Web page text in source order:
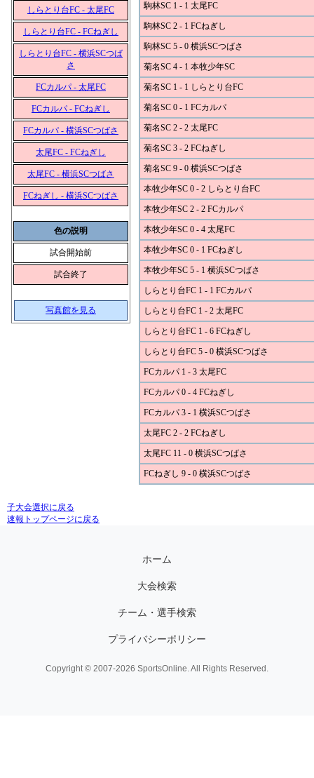
しらとり台FC - 太尾FC
しらとり台FC - FCねぎし
しらとり台FC - 横浜SCつば
さ
FCカルパ - 太尾FC
FCカルパ - FCねぎし
FCカルパ - 横浜SCつばさ
太尾FC - FCねぎし
太尾FC - 横浜SCつばさ
FCねぎし - 横浜SCつばさ
色の説明
試合開始前
試合終了
写真館を見る
駒林SC 1 - 1 太尾FC
駒林SC 2 - 1 FCねぎし
駒林SC 5 - 0 横浜SCつばさ
菊名SC 4 - 1 本牧少年SC
菊名SC 1 - 1 しらとり台FC
菊名SC 0 - 1 FCカルパ
菊名SC 2 - 2 太尾FC
菊名SC 3 - 2 FCねぎし
菊名SC 9 - 0 横浜SCつばさ
本牧少年SC 0 - 2 しらとり台FC
本牧少年SC 2 - 2 FCカルパ
本牧少年SC 0 - 4 太尾FC
本牧少年SC 0 - 1 FCねぎし
本牧少年SC 5 - 1 横浜SCつばさ
しらとり台FC 1 - 1 FCカルパ
しらとり台FC 1 - 2 太尾FC
しらとり台FC 1 - 6 FCねぎし
しらとり台FC 5 - 0 横浜SCつばさ
FCカルパ 1 - 3 太尾FC
FCカルパ 0 - 4 FCねぎし
FCカルパ 3 - 1 横浜SCつばさ
太尾FC 2 - 2 FCねぎし
太尾FC 11 - 0 横浜SCつばさ
FCねぎし 9 - 0 横浜SCつばさ
子大会選択に戻る
速報トップページに戻る
ホーム
大会検索
チーム・選手検索
プライバシーポリシー
Copyright © 2007-2026 SportsOnline. All Rights Reserved.